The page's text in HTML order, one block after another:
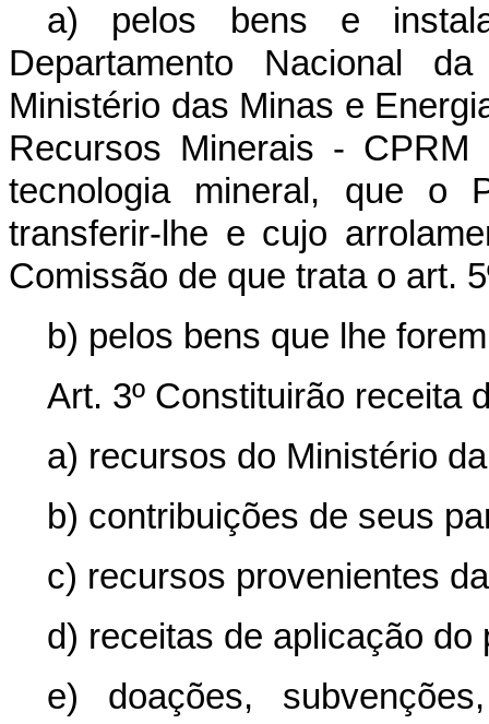
a) pelos bens e
Departamento Nacional
Ministério das Minas e
Recursos Minerais -
tecnologia mineral, que o
transferir-lhe e cujo
Comissão de que trata o art.
b) pelos bens que lhe
Art. 3º Constituirão receita
a) recursos do Ministério
b) contribuições de seus
c) recursos provenientes
d) receitas de aplicação do
e) doações,